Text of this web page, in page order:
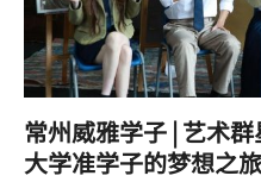
常州威雅学子 | 艺术
大学准学子的梦想之旅